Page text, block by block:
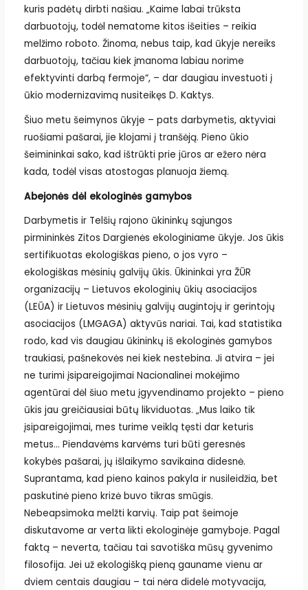
kuris padėtų dirbti našiau. „Kaime labai trūksta
darbuotojų, todėl nematome kitos išeities – reikia
melžimo roboto. Žinoma, nebus taip, kad ūkyje nereiks
darbuotojų, tačiau kiek įmanoma labiau norime
efektyvinti darbą fermoje“, – dar daugiau investuoti į
ūkio modernizavimą nusiteikęs D. Kaktys.
Šiuo metu šeimynos ūkyje – pats darbymetis, aktyviai
ruošiami pašarai, jie klojami į tranšėją. Pieno ūkio
šeimininkai sako, kad ištrūkti prie jūros ar ežero nėra
kada, todėl visas atostogas planuoja žiemą.
Abejonės dėl ekologinės gamybos
Darbymetis ir Telšių rajono ūkininkų sąjungos
pirmininkės Zitos Dargienės ekologiniame ūkyje. Jos ūkis
sertifikuotas ekologiškas pieno, o jos vyro –
ekologiškas mėsinių galvijų ūkis. Ūkininkai yra ŽŪR
organizacijų – Lietuvos ekologinių ūkių asociacijos
(LEŪA) ir Lietuvos mėsinių galvijų augintojų ir gerintojų
asociacijos (LMGAGA) aktyvūs nariai. Tai, kad statistika
rodo, kad vis daugiau ūkininkų iš ekologinės gamybos
traukiasi, pašnekovės nei kiek nestebina. Ji atvira – jei
ne turimi įsipareigojimai Nacionalinei mokėjimo
agentūrai dėl šiuo metu įgyvendinamo projekto – pieno
ūkis jau greičiausiai būtų likviduotas. „Mus laiko tik
įsipareigojimai, mes turime veiklą tęsti dar keturis
metus… Piendavėms karvėms turi būti geresnės
kokybės pašarai, jų išlaikymo savikaina didesnė.
Suprantama, kad pieno kainos pakyla ir nusileidžia, bet
paskutinė pieno krizė buvo tikras smūgis.
Nebeapsimoka melžti karvių. Taip pat šeimoje
diskutavome ar verta likti ekologinėje gamyboje. Pagal
faktą – neverta, tačiau tai savotiška mūsų gyvenimo
filosofija. Jei už ekologišką pieną gauname vienu ar
dviem centais daugiau – tai nėra didelė motyvacija,